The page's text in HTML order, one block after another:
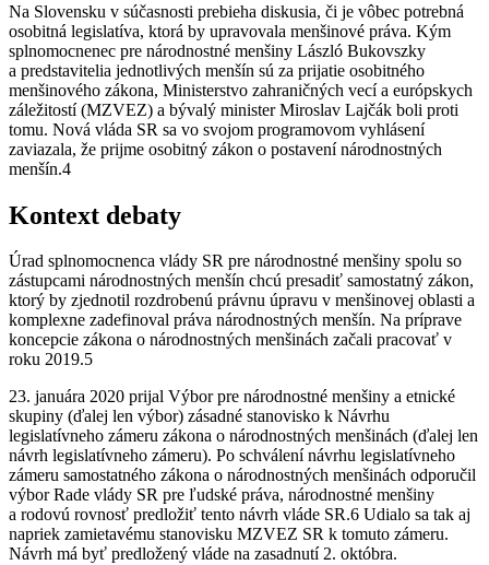
Na Slovensku v súčasnosti prebieha diskusia, či je vôbec potrebná
osobitná legislatíva, ktorá by upravovala menšinové práva. Kým
splnomocnenec pre národnostné menšiny László Bukovszky
a predstavitelia jednotlivých menšín sú za prijatie osobitného
menšinového zákona, Ministerstvo zahraničných vecí a európskych
záležitostí (MZVEZ) a bývalý minister Miroslav Lajčák boli proti
tomu. Nová vláda SR sa vo svojom programovom vyhlásení
zaviazala, že prijme osobitný zákon o postavení národnostných
menšín.4
Kontext debaty
Úrad splnomocnenca vlády SR pre národnostné menšiny spolu so
zástupcami národnostných menšín chcú presadiť samostatný zákon,
ktorý by zjednotil rozdrobenú právnu úpravu v menšinovej oblasti a
komplexne zadefinoval práva národnostných menšín. Na príprave
koncepcie zákona o národnostných menšinách začali pracovať v
roku 2019.5
23. januára 2020 prijal Výbor pre národnostné menšiny a etnické
skupiny (ďalej len výbor) zásadné stanovisko k Návrhu
legislatívneho zámeru zákona o národnostných menšinách (ďalej len
návrh legislatívneho zámeru). Po schválení návrhu legislatívneho
zámeru samostatného zákona o národnostných menšinách odporučil
výbor Rade vlády SR pre ľudské práva, národnostné menšiny
a rodovú rovnosť predložiť tento návrh vláde SR.6 Udialo sa tak aj
napriek zamietavému stanovisku MZVEZ SR k tomuto zámeru.
Návrh má byť predložený vláde na zasadnutí 2. októbra.